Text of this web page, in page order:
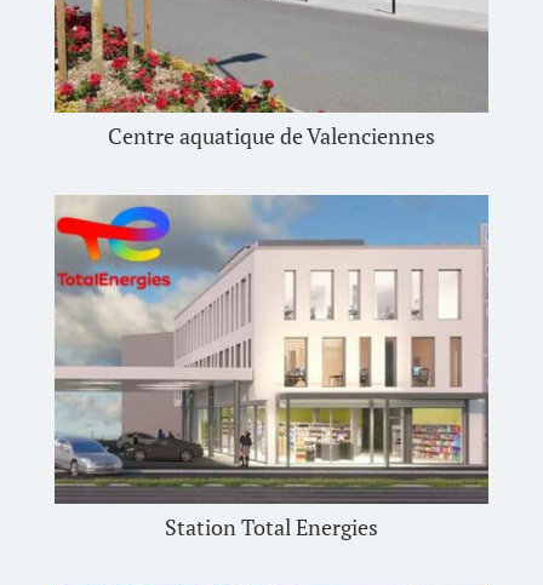
Centre aquatique de Valenciennes
Station Total Energies